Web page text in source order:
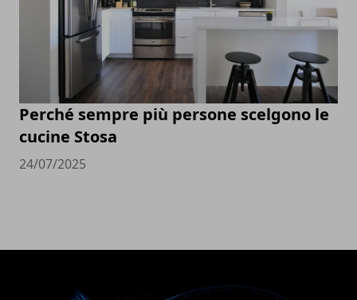
Perché sempre più persone scelgono le
cucine Stosa
24/07/2025